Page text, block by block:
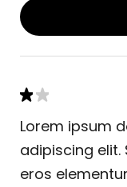
Lorem ipsum
adipiscing elit.
eros